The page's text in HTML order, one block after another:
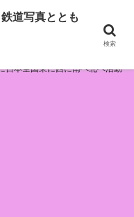
真とともに！
日本全国東に西に南へ北へ活動
写真ととも
検索